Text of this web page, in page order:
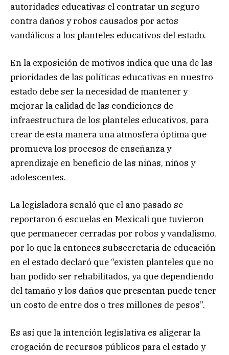
autoridades educativas el contratar un seguro
contra daños y robos causados por actos
vandálicos a los planteles educativos del estado.
En la exposición de motivos indica que una de las
prioridades de las políticas educativas en nuestro
estado debe ser la necesidad de mantener y
mejorar la calidad de las condiciones de
infraestructura de los planteles educativos, para
crear de esta manera una atmosfera óptima que
promueva los procesos de enseñanza y
aprendizaje en beneficio de las niñas, niños y
adolescentes.
La legisladora señaló que el año pasado se
reportaron 6 escuelas en Mexicali que tuvieron
que permanecer cerradas por robos y vandalismo,
por lo que la entonces subsecretaria de educación
en el estado declaró que “existen planteles que no
han podido ser rehabilitados, ya que dependiendo
del tamaño y los daños que presentan puede tener
un costo de entre dos o tres millones de pesos”.
Es así que la intención legislativa es aligerar la
erogación de recursos públicos para el estado y